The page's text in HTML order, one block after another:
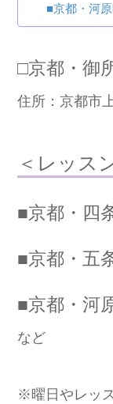
■京都・河原
□京都・御
住所：京都市
＜レッス
■京都・四
■京都・五
■京都・河
など
※曜日やレッ